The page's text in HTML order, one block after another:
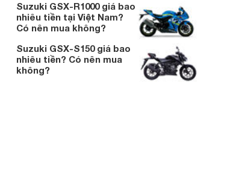
Suzuki GSX-R1000 giá bao
nhiêu tiền tại Việt Nam?
Có nên mua không?
Suzuki GSX-S150 giá bao
nhiêu tiền? Có nên mua
không?